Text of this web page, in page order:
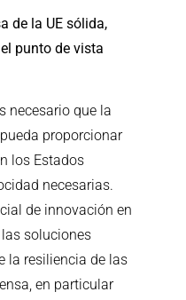
de la UE sólida,
punto de vista
necesario que la
proporcionar
los Estados
necesarias.
de innovación en
soluciones
la resiliencia de las
en particular